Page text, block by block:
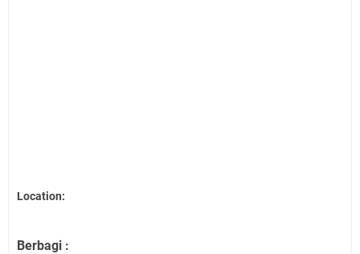
Location:
Berbagi :